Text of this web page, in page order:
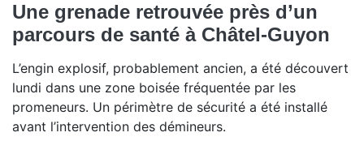
Une grenade retrouvée près d’un
parcours de santé à Châtel-Guyon
L’engin explosif, probablement ancien, a été découvert
lundi dans une zone boisée fréquentée par les
promeneurs. Un périmètre de sécurité a été installé
avant l’intervention des démineurs.